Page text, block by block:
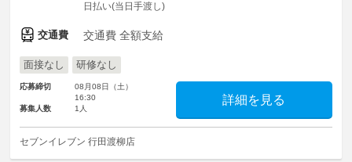
日払い(当日手渡し)
交通費 交通費 全額支給
面接なし 研修なし
応募締切
08月08日（土）
16:30
募集人数
1人
詳細を見る
セブンイレブン 行田渡柳店